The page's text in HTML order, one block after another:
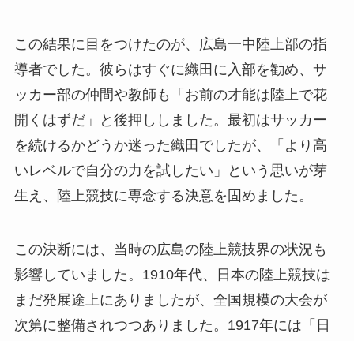
この結果に目をつけたのが、広島一中陸上部の指
導者でした。彼らはすぐに織田に入部を勧め、サ
ッカー部の仲間や教師も「お前の才能は陸上で花
開くはずだ」と後押ししました。最初はサッカー
を続けるかどうか迷った織田でしたが、「より高
いレベルで自分の力を試したい」という思いが芽
生え、陸上競技に専念する決意を固めました。
この決断には、当時の広島の陸上競技界の状況も
影響していました。1910年代、日本の陸上競技は
まだ発展途上にありましたが、全国規模の大会が
次第に整備されつつありました。1917年には「日